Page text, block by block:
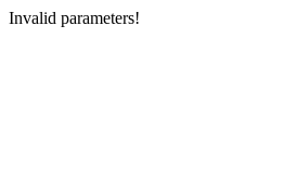
Invalid parameters!